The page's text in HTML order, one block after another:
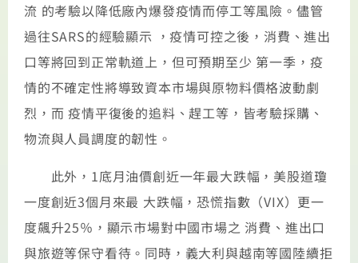
流 的考驗以降低廠內爆發疫情而停工等風險。儘管
過往SARS的經驗顯示 ，疫情可控之後，消費、進出
口等將回到正常軌道上，但可預期至少 第一季，疫
情的不確定性將導致資本市場與原物料價格波動劇
烈，而 疫情平復後的追料、趕工等，皆考驗採購、
物流與人員調度的韌性。
此外，1底月油價創近一年最大跌幅，美股道瓊
一度創近3個月來最 大跌幅，恐慌指數（VIX）更一
度飆升25％，顯示市場對中國市場之 消費、進出口
與旅遊等保守看待。同時，義大利與越南等國陸續拒